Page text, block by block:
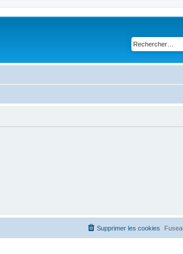
Supprimer les cookies